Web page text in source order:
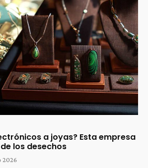
a joyas? Esta empresa
los desechos
2026